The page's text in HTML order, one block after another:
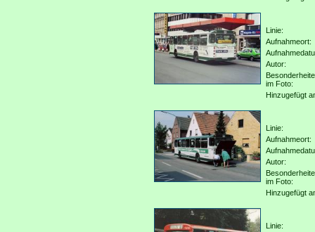
Linie:
Aufnahmeort:
Autor:
im Foto:
Hinzugefügt
Linie:
Aufnahmeort:
Autor:
im Foto:
Hinzugefügt
Linie: